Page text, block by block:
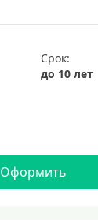
Срок:
до 10 лет
Оформить